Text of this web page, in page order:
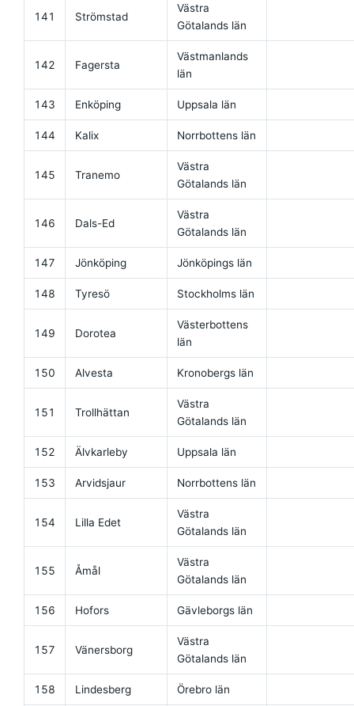
141 Strömstad
Västra
Götalands län
142 Fagersta
Västmanlands
län
143 Enköping Uppsala län
144 Kalix Norrbottens län
145 Tranemo
Västra
Götalands län
146 Dals-Ed
Västra
Götalands län
147 Jönköping Jönköpings län
148 Tyresö Stockholms län
149 Dorotea
Västerbottens
län
150 Alvesta Kronobergs län
151 Trollhättan
Västra
Götalands län
152 Älvkarleby Uppsala län
153 Arvidsjaur Norrbottens län
154 Lilla Edet
Västra
Götalands län
155 Åmål
Västra
Götalands län
156 Hofors Gävleborgs län
157 Vänersborg
Västra
Götalands län
158 Lindesberg Örebro län